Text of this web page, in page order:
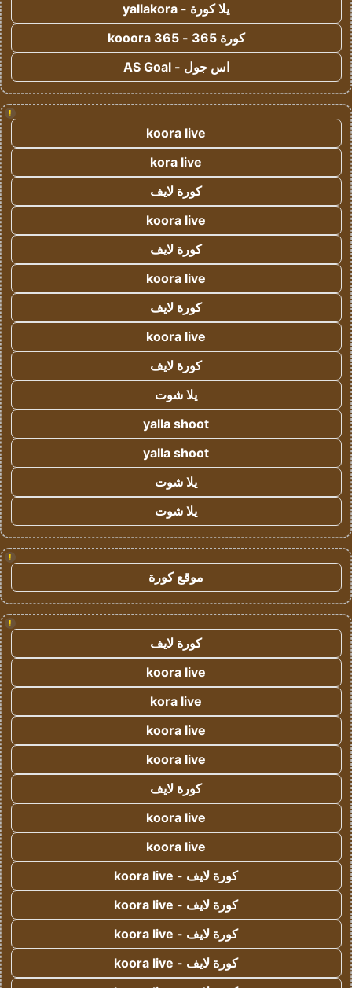
يلا كورة - yallakora
كورة 365 - kooora 365
اس جول - AS Goal
!
koora live
kora live
كورة لايف
koora live
كورة لايف
koora live
كورة لايف
koora live
كورة لايف
يلا شوت
yalla shoot
yalla shoot
يلا شوت
يلا شوت
!
موقع كورة
!
كورة لايف
koora live
kora live
koora live
koora live
كورة لايف
koora live
koora live
كورة لايف - koora live
كورة لايف - koora live
كورة لايف - koora live
كورة لايف - koora live